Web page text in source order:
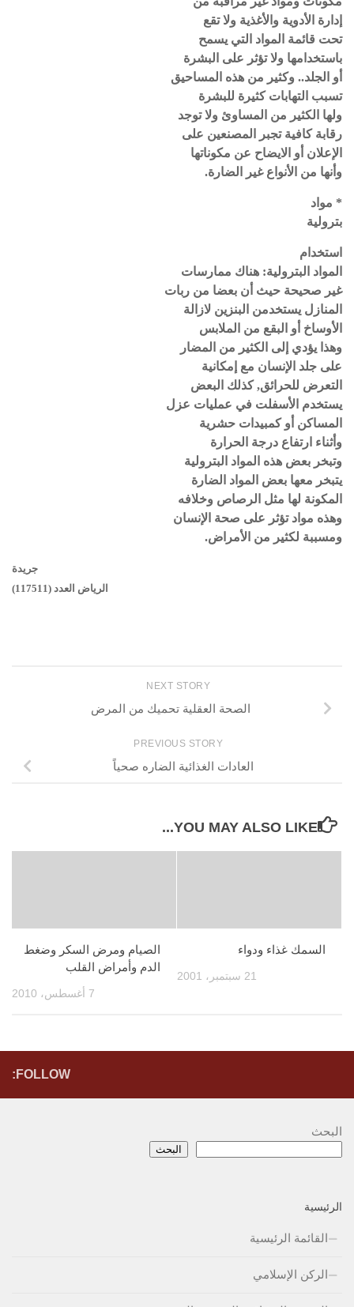
إدارة الأدوية والأغذية ولا تقع
تحت قائمة المواد التي يسمح
باستخدامها ولا تؤثر على البشرة
أو الجلد.. وكثير من هذه المساحيق
تسبب التهابات كثيرة للبشرة
ولها الكثير من المساوئ ولا توجد
رقابة كافية تجبر المصنعين على
الإعلان أو الايضاح عن مكوناتها
وأنها من الأنواع غير الضارة.
* مواد
بترولية
استخدام
المواد البترولية: هناك ممارسات
غير صحيحة حيث أن بعضا من ربات
المنازل يستخدمن البنزين لازالة
الأوساخ أو البقع من الملابس
وهذا يؤدي إلى الكثير من المضار
على جلد الإنسان مع إمكانية
التعرض للحرائق, كذلك البعض
يستخدم الأسفلت في عمليات عزل
المساكن أو كمبيدات حشرية
وأثناء ارتفاع درجة الحرارة
وتبخر بعض هذه المواد البترولية
يتبخر معها بعض المواد الضارة
المكونة لها مثل الرصاص وخلافه
وهذه مواد تؤثر على صحة الإنسان
ومسببة لكثير من الأمراض.
جريدة
الرياض العدد (117511)
NEXT STORY
الصحة العقلية تحميك من المرض
PREVIOUS STORY
العادات الغذائية الضاره صحياً
YOU MAY ALSO LIKE...
الصيام ومرض السكر وضغط
الدم وأمراض القلب
7 أغسطس، 2010
السمك غذاء ودواء
21 سبتمبر، 2001
FOLLOW:
البحث
البحث
الرئيسية
القائمة الرئيسية
الركن الإسلامي